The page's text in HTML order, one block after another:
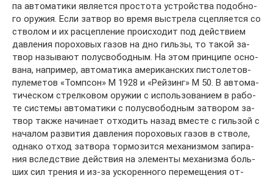
па ав­то­ма­ти­ки яв­ля­ет­ся про­сто­та уст­рой­ст­ва по­доб­но­
го ору­жия. Ес­ли за­твор во вре­мя вы­стре­ла сце­п­ля­ет­ся со
ство­лом и их рас­це­п­ле­ние про­ис­хо­дит под дей­ст­ви­ем
дав­ле­ния по­ро­хо­вых га­зов на дно гиль­зы, то та­кой за­
твор на­зы­ва­ют по­лу­сво­бод­ным. На этом прин­ци­пе ос­но­
ва­на, на­при­мер, ав­то­ма­ти­ка аме­ри­кан­ских пис­то­ле­то­в-
пу­ле­ме­тов «Томп­сон» М 1928 и «Рей­зинг» М 50. В ав­то­ма­
ти­че­ском стрел­ко­вом ору­жии с ис­поль­зо­ва­ни­ем в ра­бо­
те сис­те­мы ав­то­ма­ти­ки с по­лу­сво­бод­ным за­тво­ром за­
твор так­же на­чи­на­ет от­хо­дить на­зад вме­сте с гиль­зой с
на­ча­лом раз­ви­тия дав­ле­ния по­ро­хо­вых га­зов в ство­ле,
од­на­ко от­ход за­тво­ра тор­мо­зит­ся ме­ха­низ­мом за­пи­ра­
ния вслед­ст­вие дей­ст­вия на эле­мен­ты ме­ха­низ­ма боль­
ших сил тре­ния и из-за ус­ко­рен­но­го пе­ре­ме­ще­ния от­